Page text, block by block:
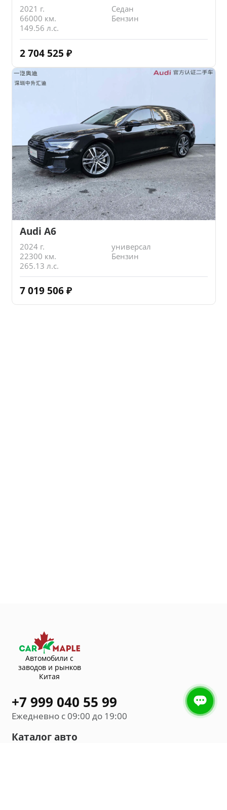
2021 г.
Седан
66000 км.
Бензин
149.56 л.с.
2 704 525 ₽
Audi A6
2024 г.
универсал
22300 км.
Бензин
265.13 л.с.
7 019 506 ₽
Автомобили с
заводов и рынков
Китая
+7 999 040 55 99
Ежедневно с 09:00 до 19:00
Каталог авто